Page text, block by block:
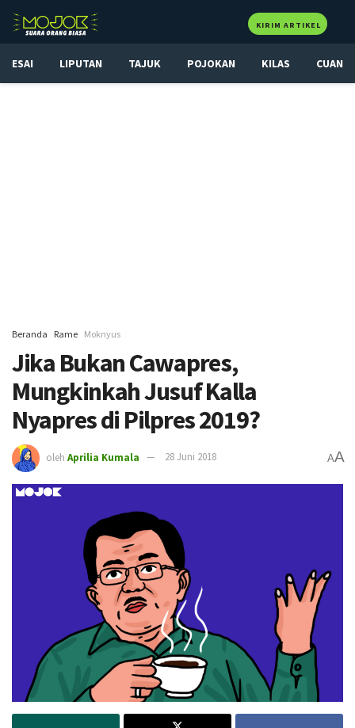
KIRIM ARTIKEL
ESAI LIPUTAN TAJUK POJOKAN KILAS CUAN
Beranda Rame Moknyus
Jika Bukan Cawapres,
Mungkinkah Jusuf Kalla
Nyapres di Pilpres 2019?
oleh Aprilia Kumala 28 Juni 2018 AA